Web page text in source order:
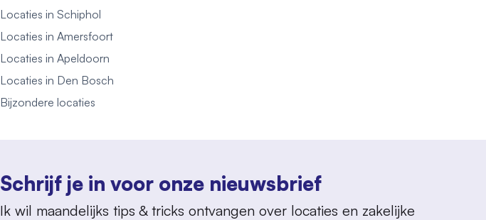
Locaties in Schiphol
Locaties in Amersfoort
Locaties in Apeldoorn
Locaties in Den Bosch
Bijzondere locaties
Schrijf je in voor onze nieuwsbrief
Ik wil maandelijks tips & tricks ontvangen over locaties en zakelijke